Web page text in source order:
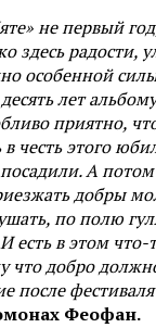
не первый
здесь радости,
особенной
лет
приятно,
честь этого
А
добры
по полю
есть в этом что-
что добро
после
Феофан.